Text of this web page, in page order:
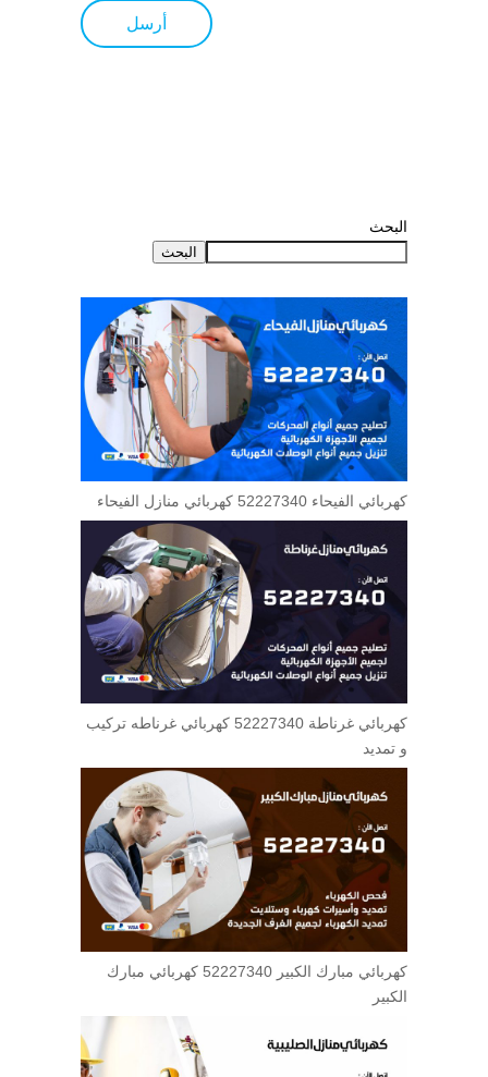
البحث
البحث
كهربائي الفيحاء 52227340 كهربائي منازل الفيحاء
كهربائي غرناطة 52227340 كهربائي غرناطه تركيب
و تمديد
كهربائي مبارك الكبير 52227340 كهربائي مبارك
الكبير